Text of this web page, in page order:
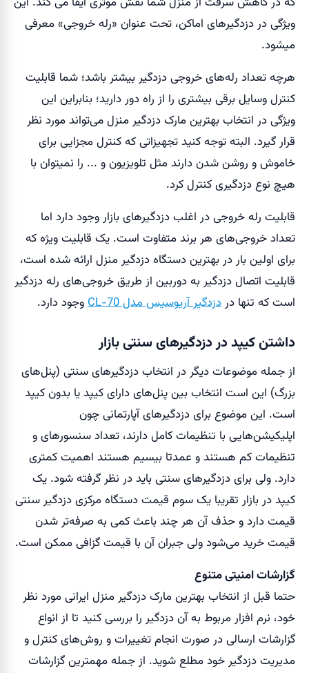
ویژگی در دزدگیر‌های اماکن، تحت عنوان «رله خروجی» معرفی
میشود.
هرچه تعداد رله‌های خروجی دزدگیر بیشتر باشد؛ شما قابلیت
کنترل وسایل برقی بیشتری را از راه دور دارید؛ بنابراین این
ویژگی در انتخاب بهترین مارک دزدگیر منزل می‌تواند مورد نظر
قرار گیرد. البته توجه کنید تجهیزاتی که کنترل مجزایی برای
خاموش و روشن شدن دارند مثل تلویزیون و ... را نمیتوان با
هیچ نوع دزدگیری کنترل کرد.
قابلیت رله خروجی در اغلب دزدگیر‌های بازار وجود دارد اما
تعداد خروجی‌های هر برند متفاوت است. یک قابلیت ویژه که
برای اولین بار در بهترین دستگاه دزدگیر منزل ارائه شده است،
قابلیت اتصال دزدگیر به دوربین از طریق خروجی‌های رله دزدگیر
است که تنها دردزدگیر آریوسیس مدل CL-70 وجود دارد.
داشتن کیپد در دزدگیرهای سنتی بازار
از جمله موضوعات دیگر در انتخاب دزدگیرهای سنتی (پنل‌های
بزرگ) این است انتخاب بین پنل‌های دارای کیپد یا بدون کیپد
است. این موضوع برای دزدگیرهای آپارتمانی چون
اپلیکیشن‌هایی با تنظیمات کامل دارند، تعداد سنسورهای و
تنظیمات کم هستند و عمدتا بیسیم هستند اهمیت کمتری
دارد. ولی برای دزدگیرهای سنتی باید در نظر گرفته شود. یک
کیپد در بازار تقریبا یک سوم قیمت دستگاه مرکزی دزدگیر سنتی
قیمت دارد و حذف آن هر چند باعث کمی به صرفه‌تر شدن
قیمت خرید می‌شود ولی جبران آن با قیمت گزافی ممکن است.
گزارشات امنیتی متنوع
حتما قبل از انتخاب بهترین مارک دزدگیر منزل ایرانی مورد نظر
خود، نرم افزار مربوط به آن دزدگیر را بررسی کنید تا از انواع
گزارشات ارسالی در صورت انجام تغییرات و روش‌های کنترل و
مدیریت دزدگیر خود مطلع شوید. از جمله مهمترین گزارشات